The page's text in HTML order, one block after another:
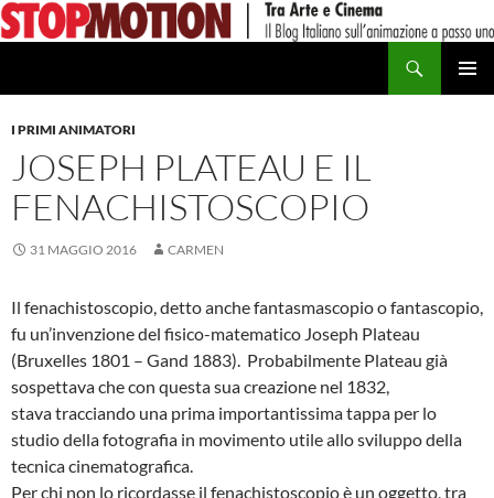
Vai
al
I PRIMI ANIMATORI
JOSEPH PLATEAU E IL
FENACHISTOSCOPIO
31 MAGGIO 2016 CARMEN
Il fenachistoscopio, detto anche fantasmascopio o fantascopio,
fu un’invenzione del fisico-matematico Joseph Plateau
(Bruxelles 1801 – Gand 1883). Probabilmente Plateau già
sospettava che con questa sua creazione nel 1832,
stava tracciando una prima importantissima tappa per lo
studio della fotografia in movimento utile allo sviluppo della
tecnica cinematografica.
Per chi non lo ricordasse il fenachistoscopio è un oggetto, tra